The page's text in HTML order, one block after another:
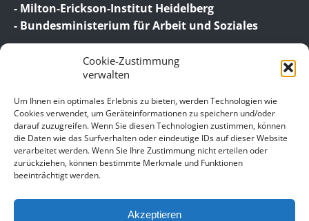
Cookie-Zustimmung
verwalten
Um Ihnen ein optimales Erlebnis zu bieten, werden Technologien wie
Cookies verwendet, um Geräteinformationen zu speichern und/oder
darauf zuzugreifen. Wenn Sie diesen Technologien zustimmen, können
die Daten wie das Surfverhalten oder eindeutige IDs auf dieser Website
verarbeitet werden. Wenn Sie Ihre Zustimmung nicht erteilen oder
zurückziehen, können bestimmte Merkmale und Funktionen
beeinträchtigt werden.
Akzeptieren
- Milton-Erickson-Institut Heidelberg
- Bundesministerium für Arbeit und Soziales
© 2026 Birgit Wagner – Coaching | Beratung |
Supervision
Datenschutz